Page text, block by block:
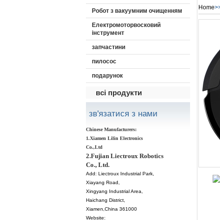
Робот з вакуумним очищенням
Електромоторвосковий
інструмент
запчастини
пилосос
подарунок
всі продукти
зв'язатися з нами
Chinese Manufacturers:
1.Xiamen Lilin Electronics
Co.,Ltd
2.Fujian Liectroux Robotics
Co., Ltd.
Add: Liectroux Industrial Park,
Xiayang Road,
Xingyang Industrial Area,
Haichang District,
Xiamen ,China 361000
Website:
Home